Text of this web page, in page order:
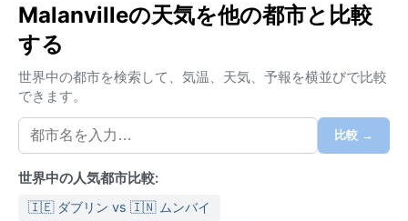
Malanvilleの天気を他の都市と比較
する
世界中の都市を検索して、気温、天気、予報を横並びで比較
できます。
比較 →
世界中の人気都市比較:
🇮🇪 ダブリン vs 🇮🇳 ムンバイ